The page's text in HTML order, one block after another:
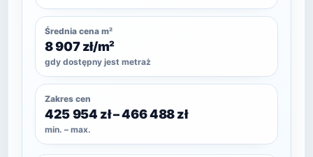
Średnia cena m²
8 907 zł/m²
gdy dostępny jest metraż
Zakres cen
425 954 zł – 466 488 zł
min. – max.